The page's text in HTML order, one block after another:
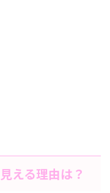
える理由は？